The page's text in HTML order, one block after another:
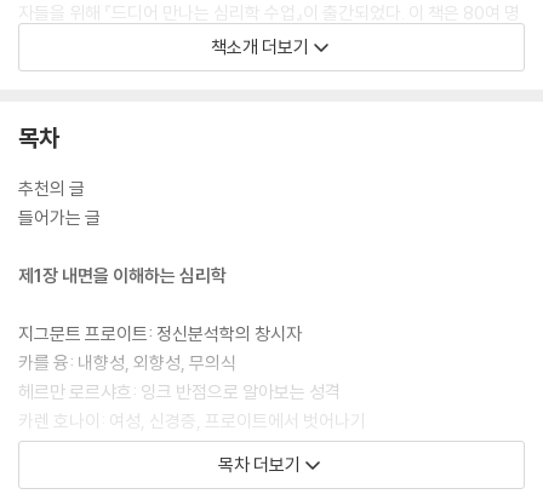
자들을 위해 『드디어 만나는 심리학 수업』이 출간되었다. 이 책은 80여 명
의 심리학자와 50여 개의 심리학 이론을 깔끔하게 정리해 준다. 독자들은
이제 애매모호하게 알고 있던 심리학 지식들을 확실히 내 것으로 만들 수
크고 작은 문제들을 하나씩 풀어나갈 수 있을 것이다. 내용의 이해를 돕는
부할 수 있다. 심리학을 처음 접하는 사람이든, 알고 있던 지식을 체계적으
로 정리하고 싶은 사람이든 이 책 한 권이면 충분하다.
책소개 더보기
목차
추천의 글
들어가는 글
제1장 내면을 이해하는 심리학
지그문트 프로이트: 정신분석학의 창시자
카를 융: 내향성, 외향성, 무의식
헤르만 로르샤흐: 잉크 반점으로 알아보는 성격
카렌 호나이: 여성, 신경증, 프로이트에서 벗어나기
헨리 머레이: 성격 특질
안나 프로이트: 아이들을 생각하다
목차 더보기